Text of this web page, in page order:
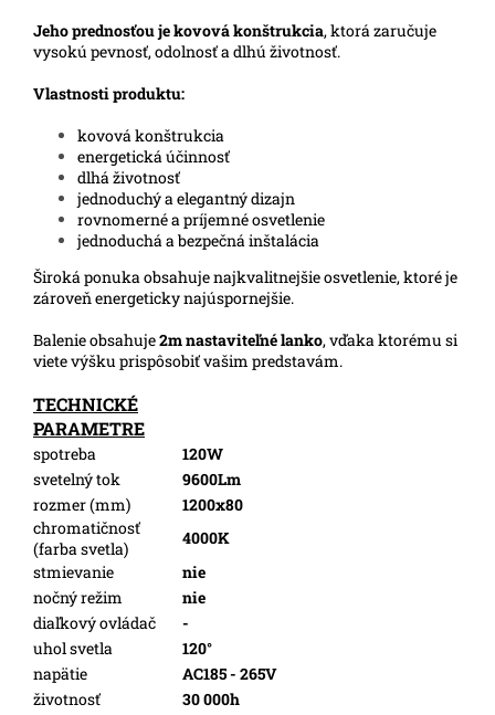
Jeho prednosťou je kovová konštrukcia, ktorá zaručuje
vysokú pevnosť, odolnosť a dlhú životnosť.
Vlastnosti produktu:
kovová konštrukcia
energetická účinnosť
dlhá životnosť
jednoduchý a elegantný dizajn
rovnomerné a príjemné osvetlenie
jednoduchá a bezpečná inštalácia
Široká ponuka obsahuje najkvalitnejšie osvetlenie, ktoré je
zároveň energeticky najúspornejšie.
Balenie obsahuje2m nastaviteľné lanko, vďaka ktorému si
viete výšku prispôsobiť vašim predstavám.
TECHNICKÉ
PARAMETRE
spotreba
120W
svetelný tok
9600Lm
rozmer (mm)
1200x80
chromatičnosť
(farba svetla)
4000K
stmievanie
nie
nočný režim
nie
diaľkový ovládač
-
uhol svetla
120°
napätie
AC185 - 265V
životnosť
30 000h